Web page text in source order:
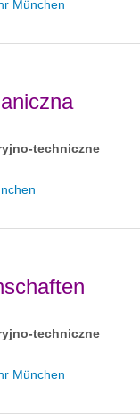
München
techniczne
techniczne
München